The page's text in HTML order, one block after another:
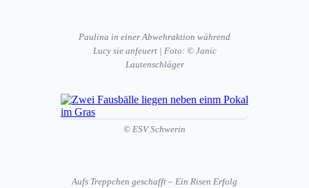
Paulina in einer Abwehraktion während
Lucy sie anfeuert | Foto: © Janic
Lautenschläger
© ESV Schwerin
Aufs Treppchen geschafft – Ein Risen Erfolg